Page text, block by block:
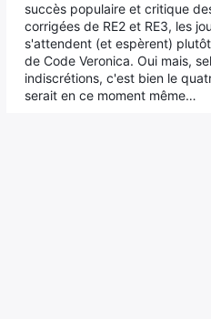
succès populaire et critique
corrigées de RE2 et RE3, les
s'attendent (et espèrent)
de Code Veronica. Oui mais,
indiscrétions, c'est bien le
serait en ce moment même…